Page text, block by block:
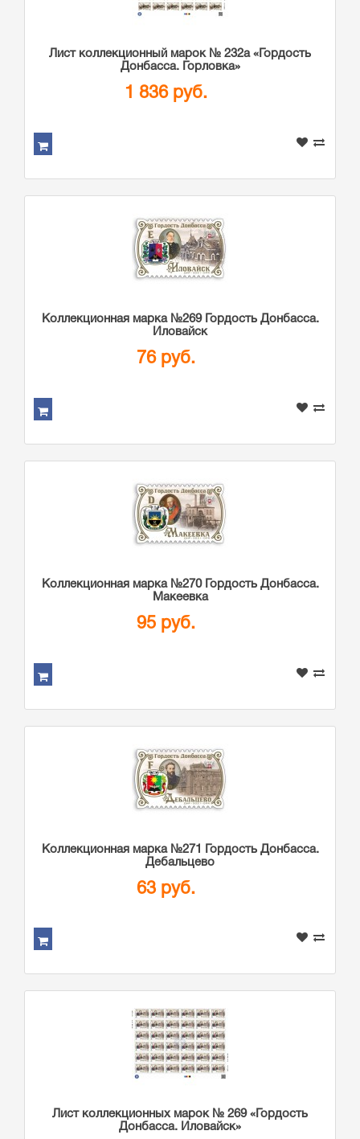
Лист коллекционный марок № 232а «Гордость
Донбасса. Горловка»
1 836 руб.
Коллекционная марка №269 Гордость Донбасса.
Иловайск
76 руб.
Коллекционная марка №270 Гордость Донбасса.
Макеевка
95 руб.
Коллекционная марка №271 Гордость Донбасса.
Дебальцево
63 руб.
Лист коллекционных марок № 269 «Гордость
Донбасса. Иловайск»